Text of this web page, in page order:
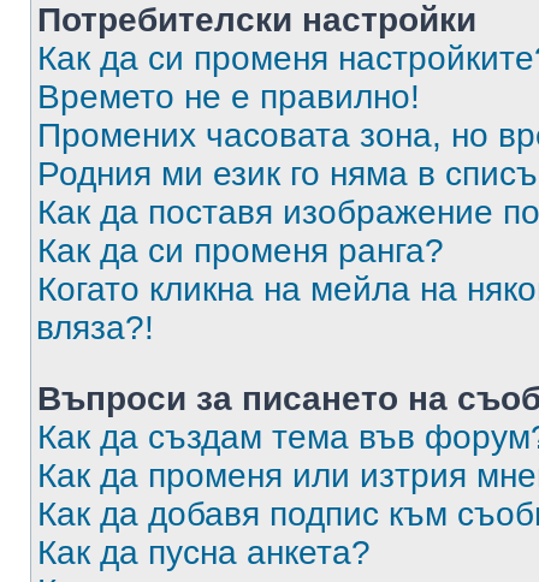
Потребителски настройки
Как да си променя
Времето не е правилно!
Промених часовата зона, но
Родния ми език го няма в
Как да поставя изображение
Как да си променя ранга?
Когато кликна на мейла на
вляза?!
Въпроси за писането на
Как да създам тема във
Как да променя или изтрия
Как да добавя подпис към
Как да пусна анкета?